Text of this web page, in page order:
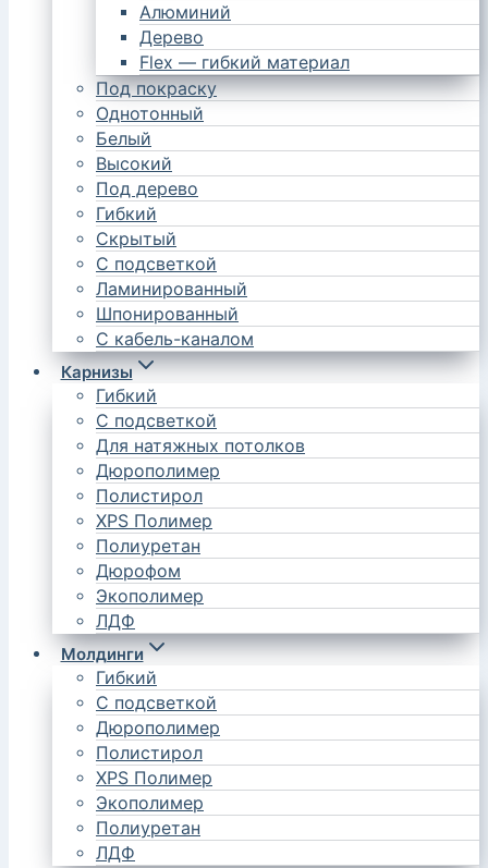
Алюминий
Дерево
Flex — гибкий материал
Под покраску
Однотонный
Белый
Высокий
Под дерево
Гибкий
Скрытый
С подсветкой
Ламинированный
Шпонированный
С кабель-каналом
Карнизы
Гибкий
С подсветкой
Для натяжных потолков
Дюрополимер
Полистирол
XPS Полимер
Полиуретан
Дюрофом
Экополимер
ЛДФ
Молдинги
Гибкий
С подсветкой
Дюрополимер
Полистирол
XPS Полимер
Экополимер
Полиуретан
ЛДФ